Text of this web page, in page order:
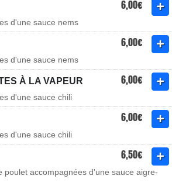
6,00€
d'une sauce nems
6,00€
d'une sauce nems
À LA VAPEUR 6,00€
d'une sauce chili
6,00€
d'une sauce chili
6,50€
poulet accompagnées d'une sauce aigre-